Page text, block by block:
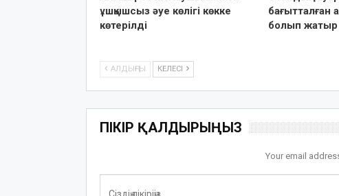
ұшқышсыз әуе көлігі көкке
көтерілді
бағытталған
болып
АЛДЫҢҒЫ КЕЛЕСІ
ПІКІР ҚАЛДЫРЫҢЫЗ
Your email